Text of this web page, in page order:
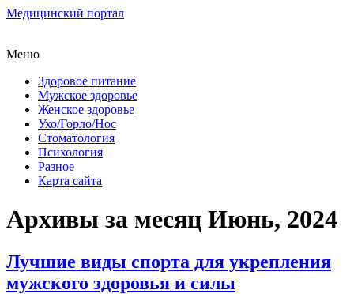
Медицинский портал
Меню
Здоровое питание
Мужское здоровье
Женское здоровье
Ухо/Горло/Нос
Стоматология
Психология
Разное
Карта сайта
Архивы за месяц Июнь, 2024
Лучшие виды спорта для укрепления
мужского здоровья и силы